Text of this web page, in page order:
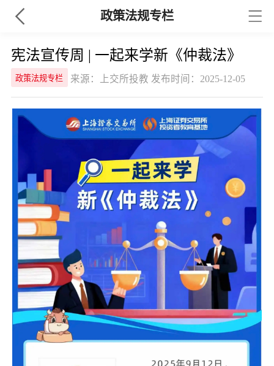
政策法规专栏
宪法宣传周 | 一起来学新《仲裁法》
政策法规专栏 来源：上交所投教 发布时间：2025-12-05